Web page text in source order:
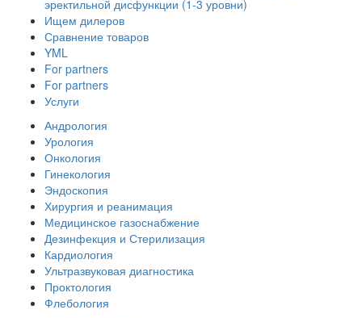
эректильной дисфункции (1-3 уровни)
Ищем дилеров
Сравнение товаров
YML
For partners
For partners
Услуги
Андрология
Урология
Онкология
Гинекология
Эндоскопия
Хирургия и реанимация
Медицинское газоснабжение
Дезинфекция и Стерилизация
Кардиология
Ультразвуковая диагностика
Проктология
Флебология